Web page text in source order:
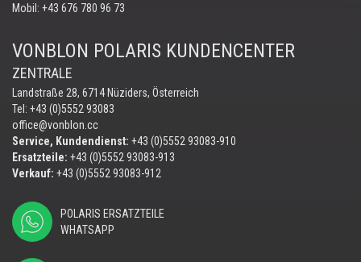
Mobil: +43 676 780 96 73
VONBLON POLARIS KUNDENCENTER
ZENTRALE
Landstraße 28, 6714 Nüziders, Österreich
Tel: +43 (0)5552 93083
office@vonblon.cc
Service, Kundendienst: +43 (0)5552 93083-910
Ersatzteile: +43 (0)5552 93083-913
Verkauf: +43 (0)5552 93083-912
POLARIS ERSATZTEILE
WHATSAPP